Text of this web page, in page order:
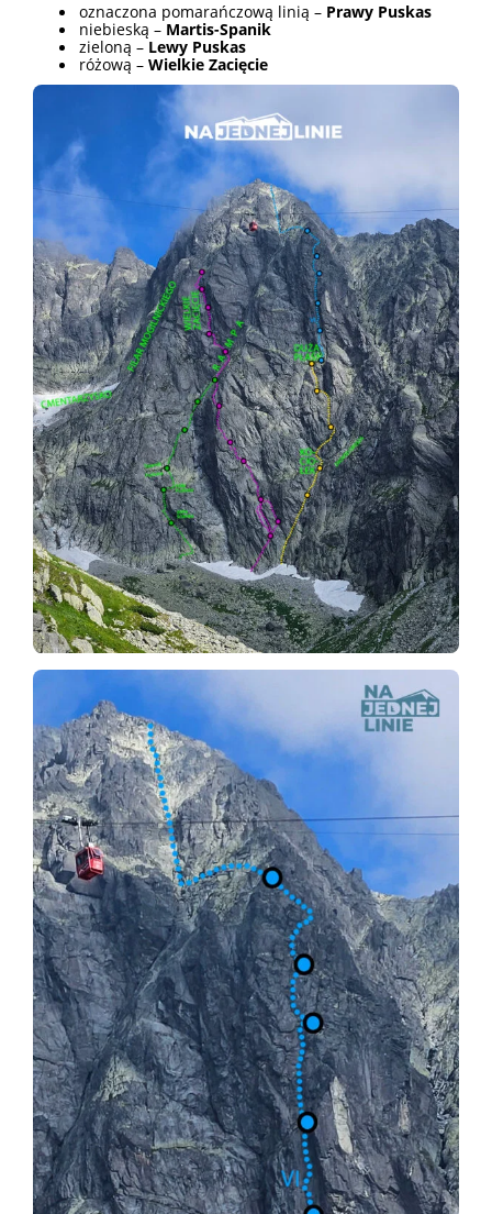
oznaczona pomarańczową linią – Prawy Puskas
niebieską – Martis-Spanik
zieloną – Lewy Puskas
różową – Wielkie Zacięcie